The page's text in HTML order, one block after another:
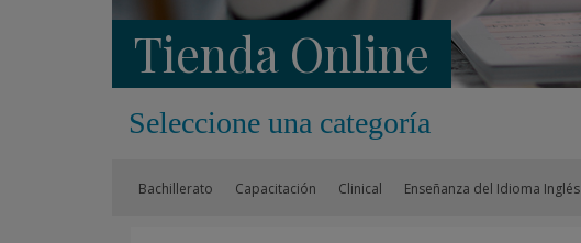
Tienda Online
Seleccione una categoría
Bachillerato Capacitación Clinical Enseñanza del Idioma Inglés